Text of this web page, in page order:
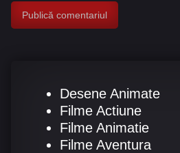
Desene Animate
Filme Actiune
Filme Animatie
Filme Aventura